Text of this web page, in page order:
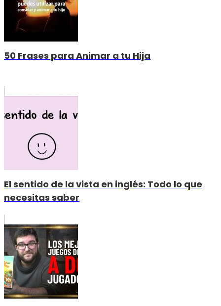
50 Frases para Animar a tu Hija
El sentido de la vista en inglés: Todo lo que
necesitas saber